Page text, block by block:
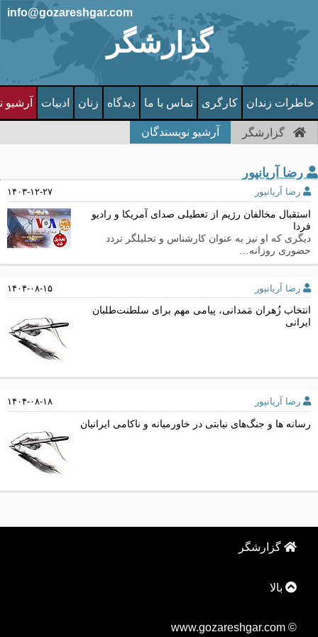
گزارشگر
info@gozareshgar.com
خاطرات زندان کارگری تماس با ما دیدگاه زنان ادبیات آرشیو
گزارشگر آرشیو نویسندگان
رضا آریانپور
رضا آریانپور ۱۴۰۳-۱۲-۲۷
استقبال مخالفان رژیم از تعطیلی صدای آمریکا و رادیو
فردا
دیگری که او نیز به عنوان کارشناس و تحلیلگر تردد
حضوری روزانه…
رضا آریانپور ۱۴۰۴-۰۸-۱۵
انتخاب زُهران مَمدانی، پیامی مهم برای سلطنت‌طلبان
ایرانی
رضا آریانپور ۱۴۰۴-۰۸-۱۸
رسانه ها و جنگ‌های نیابتی در خاورمیانه و ناکامی ایرانیان
گزارشگر
بالا
© www.gozareshgar.com